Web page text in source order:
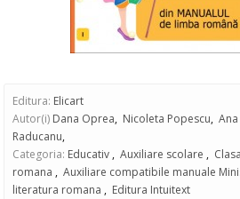
Editura: Elicart
Autor(i) Dana Oprea, Nicoleta Popescu,
Raducanu,
Categoria: Educativ ,Auxiliare scolare ,
romana ,Auxiliare compatibile manuale
literatura romana , Editura Intuitext